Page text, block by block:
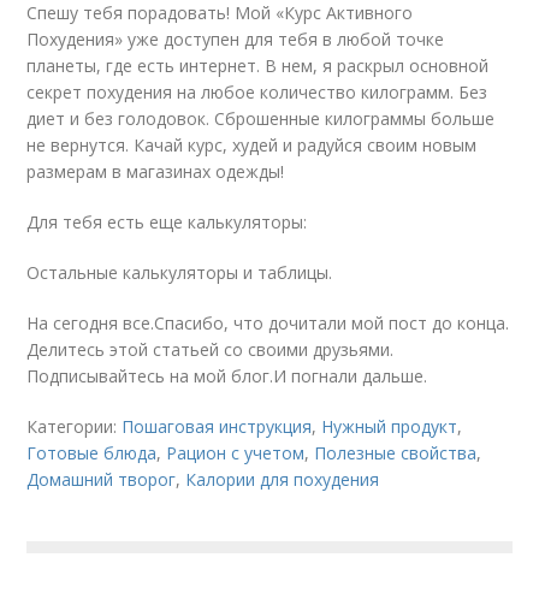
Спешу тебя порадовать! Мой «Курс Активного
Похудения» уже доступен для тебя в любой точке
планеты, где есть интернет. В нем, я раскрыл основной
секрет похудения на любое количество килограмм. Без
диет и без голодовок. Сброшенные килограммы больше
не вернутся. Качай курс, худей и радуйся своим новым
размерам в магазинах одежды!
Для тебя есть еще калькуляторы:
Остальные калькуляторы и таблицы.
На сегодня все.Спасибо, что дочитали мой пост до конца.
Делитесь этой статьей со своими друзьями.
Подписывайтесь на мой блог.И погнали дальше.
Категории: Пошаговая инструкция, Нужный продукт,
Готовые блюда, Рацион с учетом, Полезные свойства,
Домашний творог, Калории для похудения